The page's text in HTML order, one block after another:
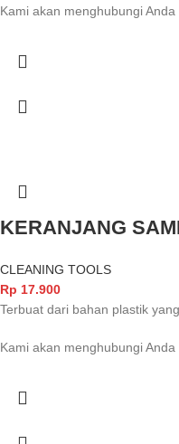
Kami akan menghubungi
KERANJANG
CLEANING TOOLS
Rp 17.900
Terbuat dari bahan plastik
Kami akan menghubungi